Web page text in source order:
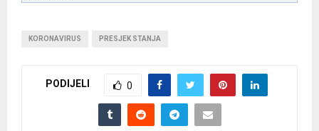
KORONAVIRUS PRESJEK STANJA
PODIJELI 0